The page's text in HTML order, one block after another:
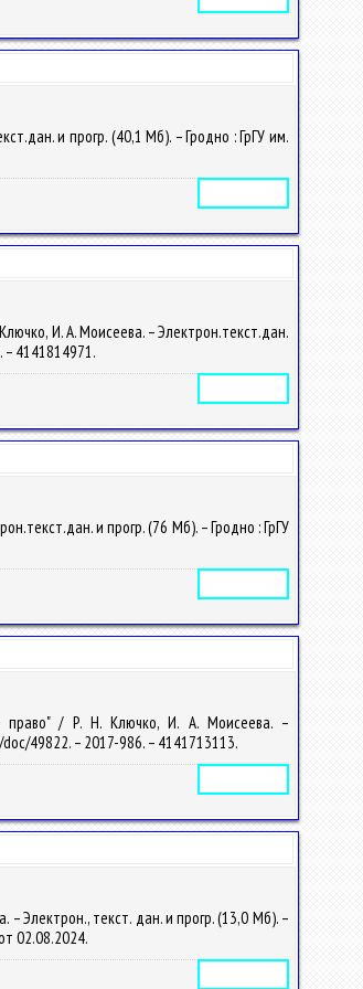
и прогр. (40,1 Мб). – Гродно : ГрГУ им.
И. А. Моисеева. – Электрон.текст.дан.
– 4141814971.
и прогр. (76 Мб). – Гродно : ГрГУ
право" / Р. Н. Ключко, И. А. Моисеева. –
49822. – 2017-986. – 4141713113.
Электрон., текст. дан. и прогр. (13,0 Мб). –
02.08.2024.